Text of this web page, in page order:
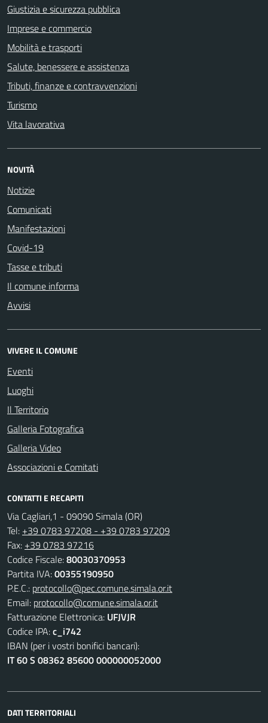
Giustizia e sicurezza pubblica
Imprese e commercio
Mobilità e trasporti
Salute, benessere e assistenza
Tributi, finanze e contravvenzioni
Turismo
Vita lavorativa
NOVITÀ
Notizie
Comunicati
Manifestazioni
Covid-19
Tasse e tributi
Il comune informa
Avvisi
VIVERE IL COMUNE
Eventi
Luoghi
Il Territorio
Galleria Fotografica
Galleria Video
Associazioni e Comitati
CONTATTI E RECAPITI
Via Cagliari,1 - 09090 Simala (OR)
Tel: +39 0783 97208 - +39 0783 97209
Fax: +39 0783 97216
Codice Fiscale:80030370953
Partita IVA:00355190950
P.E.C.: protocollo@pec.comune.simala.or.it
Email: protocollo@comune.simala.or.it
Fatturazione Elettronica: UFJVJR
Codice IPA:c_i742
IBAN (per i vostri bonifici bancari):
IT 60 S 08362 85600 000000052000
DATI TERRITORIALI